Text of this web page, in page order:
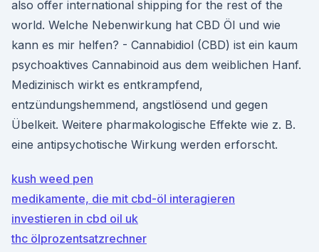
also offer international shipping for the rest of the
world. Welche Nebenwirkung hat CBD Öl und wie
kann es mir helfen? - Cannabidiol (CBD) ist ein kaum
psychoaktives Cannabinoid aus dem weiblichen Hanf.
Medizinisch wirkt es entkrampfend,
entzündungshemmend, angstlösend und gegen
Übelkeit. Weitere pharmakologische Effekte wie z. B.
eine antipsychotische Wirkung werden erforscht.
kush weed pen
medikamente, die mit cbd-öl interagieren
investieren in cbd oil uk
thc ölprozentsatzrechner